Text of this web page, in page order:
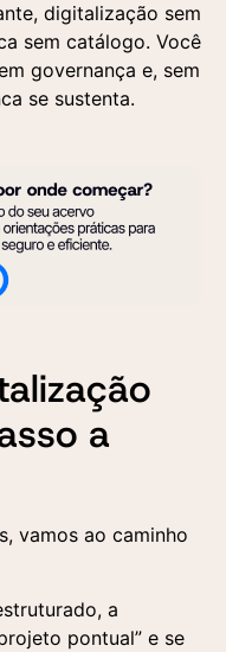
digitalização sem
sem catálogo. Você
governança e, sem
se sustenta.
a
vamos ao caminho
a
pontual” e se